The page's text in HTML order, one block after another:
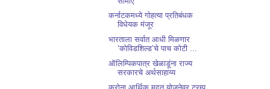
कर्नाटकमध्ये गोहत्या प्रतिबंधक
विधेयक मंजूर
भारताला सर्वात आधी मिळणार
‘कोविडशिल्ड’चे पाच कोटी ...
ऑलिम्पिकपात्र खेळाडूंना राज्य
सरकारचे अर्थसाहाय्य